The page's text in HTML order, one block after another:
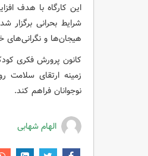
این کارگاه با هدف
شرایط بحرانی برگزار
هیجان‌ها و نگرانی‌های
کانون پرورش فکری
زمینه ارتقای سلامت
نوجوانان فراهم کند.
الهام شهابی